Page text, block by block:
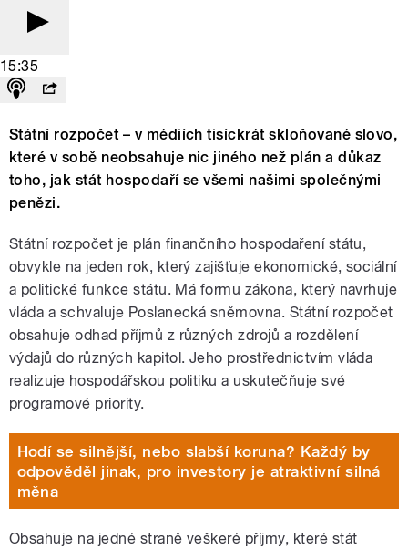
15:35
Státní rozpočet – v médiích tisíckrát skloňované slovo,
které v sobě neobsahuje nic jiného než plán a důkaz
toho, jak stát hospodaří se všemi našimi společnými
penězi.
Státní rozpočet je plán finančního hospodaření státu,
obvykle na jeden rok, který zajišťuje ekonomické, sociální
a politické funkce státu. Má formu zákona, který navrhuje
vláda a schvaluje Poslanecká sněmovna. Státní rozpočet
obsahuje odhad příjmů z různých zdrojů a rozdělení
výdajů do různých kapitol. Jeho prostřednictvím vláda
realizuje hospodářskou politiku a uskutečňuje své
programové priority.
Hodí se silnější, nebo slabší koruna? Každý by
odpověděl jinak, pro investory je atraktivní silná
měna
Obsahuje na jedné straně veškeré příjmy, které stát